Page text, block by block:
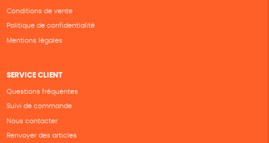
Conditions de vente
Politique de confidentialité
Mentions légales
SERVICE CLIENT
Questions fréquentes
Suivi de commande
Nous contacter
Renvoyer des articles